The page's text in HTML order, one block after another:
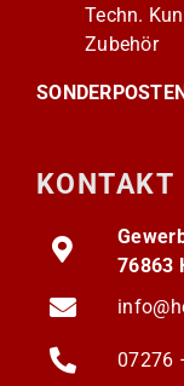
Techn.
Zubehör
KONTAKT
76863
07276